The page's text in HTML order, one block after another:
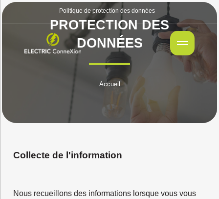
Politique de protection des données
PROTECTION DES
DONNÉES
Accueil
Collecte de l'information
Nous recueillons des informations lorsque vous vous